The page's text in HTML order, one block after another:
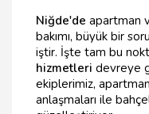
Niğde'de apartman
bakımı, büyük bir
iştir. İşte tam bu
hizmetleri devreye
ekiplerimiz,
anlaşmaları ile